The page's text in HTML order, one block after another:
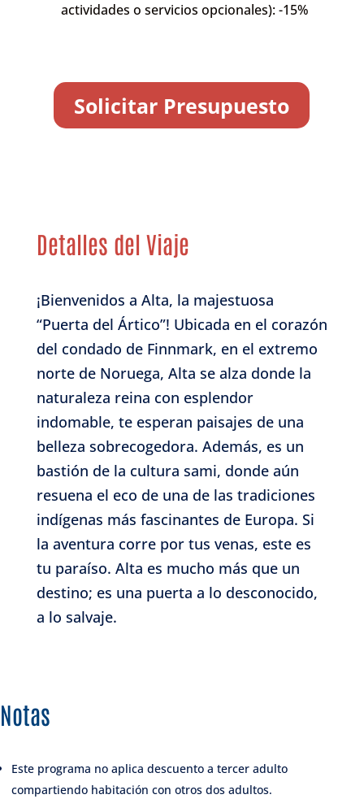
actividades o servicios opcionales): -15%
Solicitar Presupuesto
Detalles del Viaje
¡Bienvenidos a Alta, la majestuosa
“Puerta del Ártico”! Ubicada en el corazón
del condado de Finnmark, en el extremo
norte de Noruega, Alta se alza donde la
naturaleza reina con esplendor
indomable, te esperan paisajes de una
belleza sobrecogedora. Además, es un
bastión de la cultura sami, donde aún
resuena el eco de una de las tradiciones
indígenas más fascinantes de Europa. Si
la aventura corre por tus venas, este es
tu paraíso. Alta es mucho más que un
destino; es una puerta a lo desconocido,
a lo salvaje.
Notas
Este programa no aplica descuento a tercer adulto
compartiendo habitación con otros dos adultos.